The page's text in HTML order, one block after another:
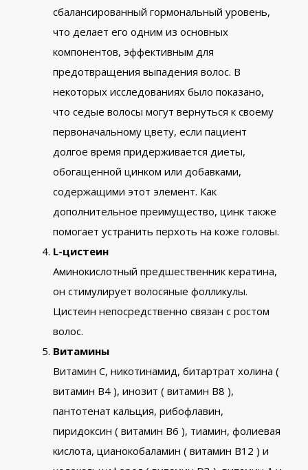
сбалансированный гормональный уровень,
что делает его одним из основных
компонентов, эффективным для
предотвращения выпадения волос. В
некоторых исследованиях было показано,
что седые волосы могут вернуться к своему
первоначальному цвету, если пациент
долгое время придерживается диеты,
обогащенной цинком или добавками,
содержащими этот элемент. Как
дополнительное преимущество, цинк также
помогает устранить перхоть на коже головы.
L-цистеин
Аминокислотный предшественник кератина,
он стимулирует волосяные фолликулы.
Цистеин непосредственно связан с ростом
волос.
Витамины
Витамин С, никотинамид, битартрат холина (
витамин В4 ), инозит ( витамин В8 ),
пантотенат кальция, рибофлавин,
пиридоксин ( витамин В6 ), тиамин, фолиевая
кислота, цианокобаламин ( витамин В12 ) и